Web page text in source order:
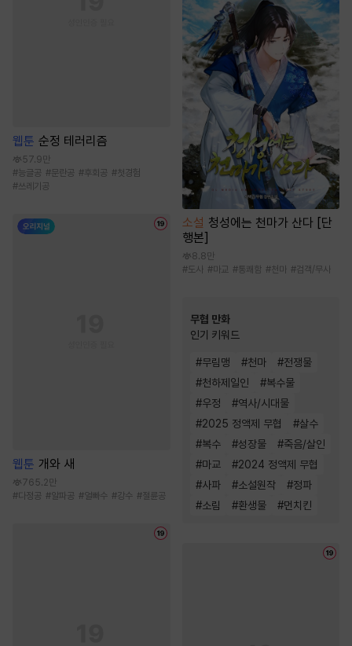
웹툰 순정 테러리즘
57.9만
#능글공 #문란공 #후회공 #첫경험
#쓰레기공
웹툰 개와 새
765.2만
#다정공 #알파공 #얼빠수 #강수 #절륜공
소설 청성에는 천마가 산다 [단
행본]
8.8만
#도사 #마교 #통쾌함 #천마 #검객/무사
무협 만화
인기 키워드
#무림맹 #천마 #전쟁물
#천하제일인 #복수물
#우정 #역사/시대물
#2025 정액제 무협 #살수
#복수 #성장물 #죽음/살인
#마교 #2024 정액제 무협
#사파 #소설원작 #정파
#소림 #환생물 #먼치킨